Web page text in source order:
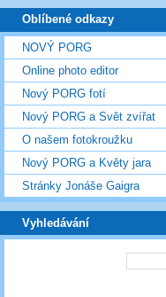
Oblíbené odkazy
NOVÝ PORG
Online photo editor
Nový PORG fotí
Nový PORG a Svět zvířat
O našem fotokroužku
Nový PORG a Květy jara
Stránky Jonáše Gaigra
Vyhledávání